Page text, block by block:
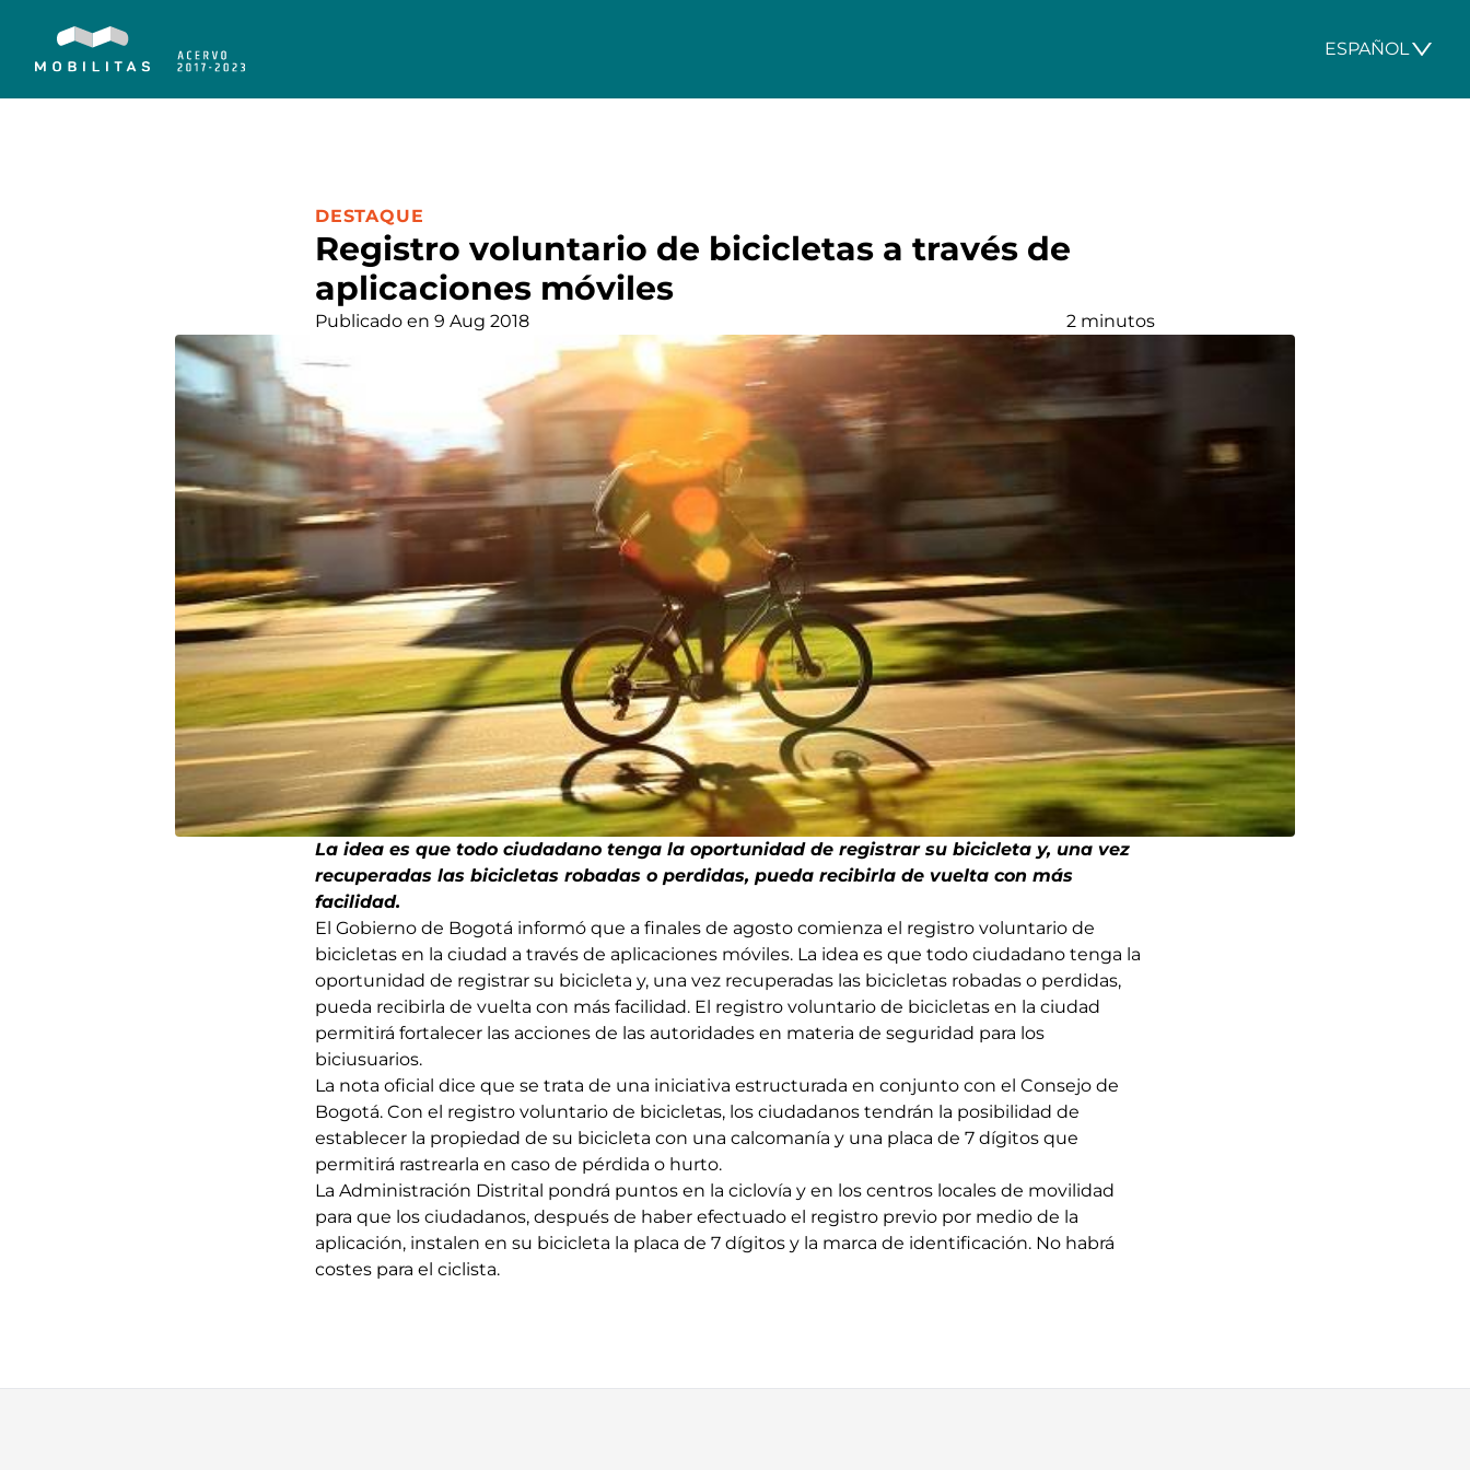
ESPAÑOL
Registro voluntario de bicicletas a través de
aplicaciones móviles
CATEGORÍA:
DESTAQUE
Publicado en 9 Aug 2018 2 minutos
La idea es que todo ciudadano tenga la oportunidad de registrar su bicicleta y, una vez
recuperadas las bicicletas robadas o perdidas, pueda recibirla de vuelta con más
facilidad.
El Gobierno de Bogotá informó que a finales de agosto comienza el registro voluntario de
bicicletas en la ciudad a través de aplicaciones móviles. La idea es que todo ciudadano tenga la
oportunidad de registrar su bicicleta y, una vez recuperadas las bicicletas robadas o perdidas,
pueda recibirla de vuelta con más facilidad. El registro voluntario de bicicletas en la ciudad
permitirá fortalecer las acciones de las autoridades en materia de seguridad para los
biciusuarios.
La nota oficial dice que se trata de una iniciativa estructurada en conjunto con el Consejo de
Bogotá. Con el registro voluntario de bicicletas, los ciudadanos tendrán la posibilidad de
establecer la propiedad de su bicicleta con una calcomanía y una placa de 7 dígitos que
permitirá rastrearla en caso de pérdida o hurto.
La Administración Distrital pondrá puntos en la ciclovía y en los centros locales de movilidad
para que los ciudadanos, después de haber efectuado el registro previo por medio de la
aplicación, instalen en su bicicleta la placa de 7 dígitos y la marca de identificación. No habrá
costes para el ciclista.